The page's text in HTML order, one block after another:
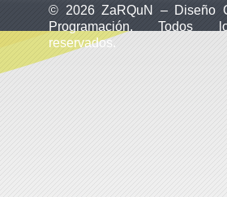
© 2026 ZaRQuN – Diseño
Programación. Todos
reservados.